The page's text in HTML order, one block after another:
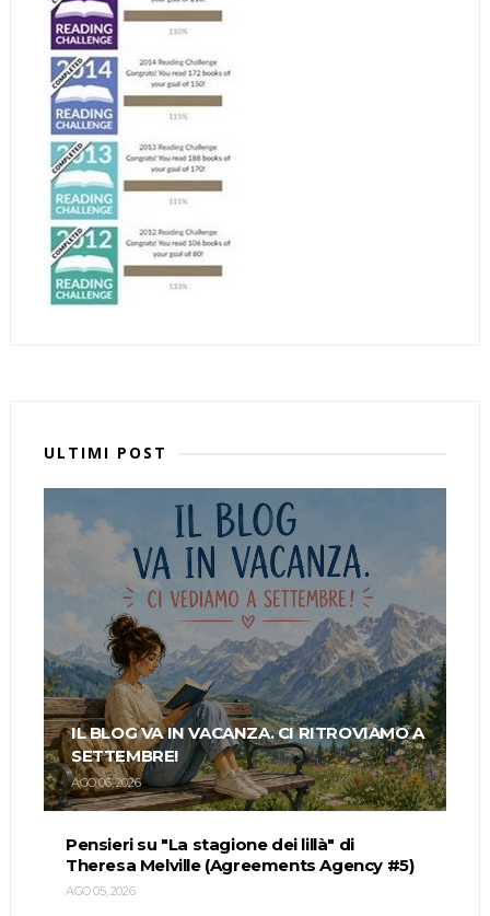
ULTIMI POST
IL BLOG VA IN VACANZA. CI RITROVIAMO A
SETTEMBRE!
AGO 06, 2026
Pensieri su "La stagione dei lillà" di
Theresa Melville (Agreements Agency #5)
AGO 05, 2026